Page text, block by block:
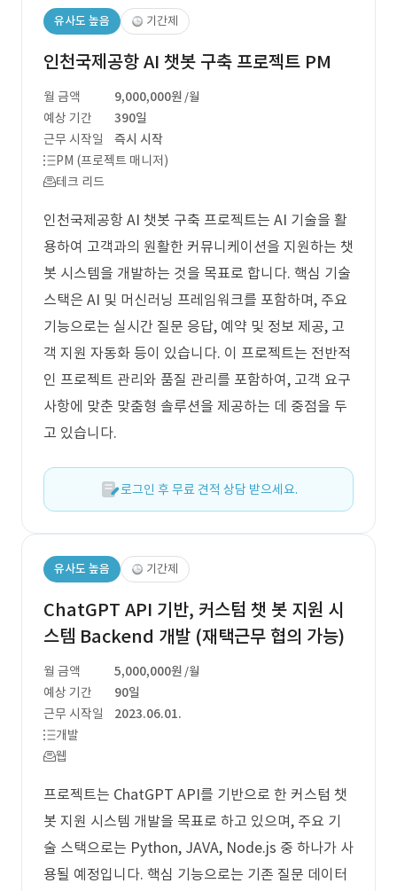
유사도 높음 기간제
인천국제공항 AI 챗봇 구축 프로젝트 PM
월 금액 9,000,000원 /월
예상 기간
390일
근무 시작일
즉시 시작
PM (프로젝트 매니저)
테크 리드
인천국제공항 AI 챗봇 구축 프로젝트는 AI 기술을 활
용하여 고객과의 원활한 커뮤니케이션을 지원하는 챗
봇 시스템을 개발하는 것을 목표로 합니다. 핵심 기술
스택은 AI 및 머신러닝 프레임워크를 포함하며, 주요
기능으로는 실시간 질문 응답, 예약 및 정보 제공, 고
객 지원 자동화 등이 있습니다. 이 프로젝트는 전반적
인 프로젝트 관리와 품질 관리를 포함하여, 고객 요구
사항에 맞춘 맞춤형 솔루션을 제공하는 데 중점을 두
고 있습니다.
로그인 후 무료 견적 상담 받으세요.
유사도 높음 기간제
ChatGPT API 기반, 커스텀 챗 봇 지원 시
스템 Backend 개발 (재택근무 협의 가능)
월 금액 5,000,000원 /월
예상 기간
90일
근무 시작일
2023.06.01.
개발
웹
프로젝트는 ChatGPT API를 기반으로 한 커스텀 챗
봇 지원 시스템 개발을 목표로 하고 있으며, 주요 기
술 스택으로는 Python, JAVA, Node.js 중 하나가 사
용될 예정입니다. 핵심 기능으로는 기존 질문 데이터